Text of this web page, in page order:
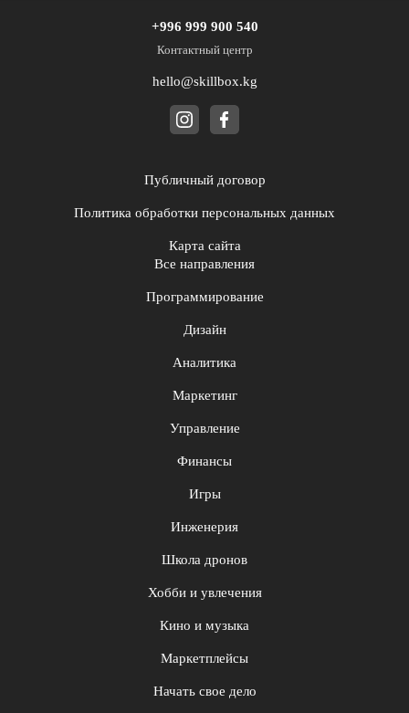
+996 999 900 540
Контактный центр
hello@skillbox.kg
Публичный договор
Политика обработки персональных данных
Карта сайта
Все направления
Программирование
Дизайн
Аналитика
Маркетинг
Управление
Финансы
Игры
Инженерия
Школа дронов
Хобби и увлечения
Кино и музыка
Маркетплейсы
Начать свое дело